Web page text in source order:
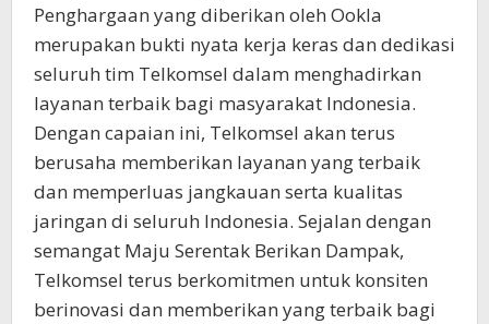
Penghargaan yang diberikan oleh Ookla
merupakan bukti nyata kerja keras dan dedikasi
seluruh tim Telkomsel dalam menghadirkan
layanan terbaik bagi masyarakat Indonesia.
Dengan capaian ini, Telkomsel akan terus
berusaha memberikan layanan yang terbaik
dan memperluas jangkauan serta kualitas
jaringan di seluruh Indonesia. Sejalan dengan
semangat Maju Serentak Berikan Dampak,
Telkomsel terus berkomitmen untuk konsiten
berinovasi dan memberikan yang terbaik bagi